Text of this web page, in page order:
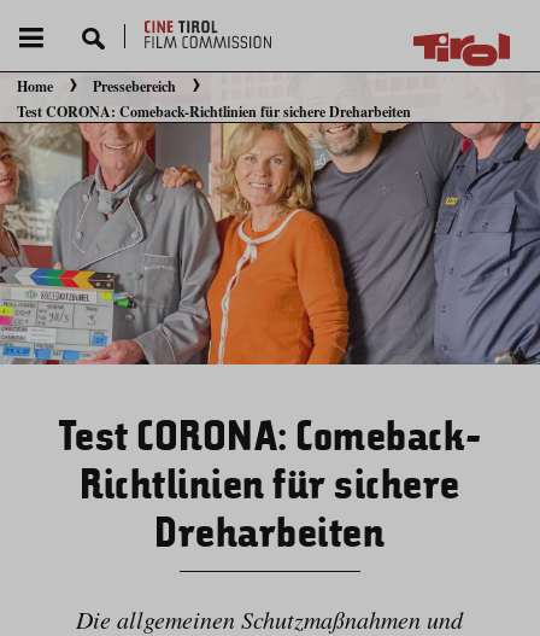
Sie befinden sich hier:
Home
Pressebereich
Test CORONA: Comeback-Richtlinien für sichere Dreharbeiten
Test CORONA: Comeback-
Richtlinien für sichere
Dreharbeiten
Die allgemeinen Schutzmaßnahmen und